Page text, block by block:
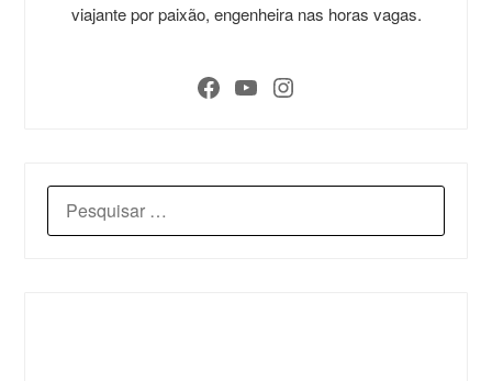
viajante por paixão, engenheira nas horas vagas.